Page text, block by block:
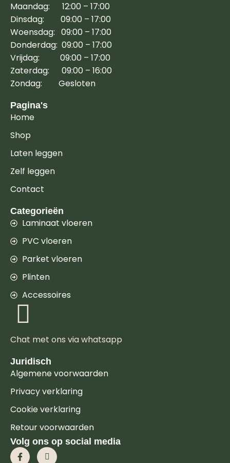
Maandag: 12:00 – 17:00
Dinsdag: 09:00 – 17:00
Woensdag: 09:00 – 17:00
Donderdag: 09:00 – 17:00
Vrijdag: 09:00 – 17:00
Zaterdag: 09:00 – 16:00
Zondag: Gesloten
Pagina's
Home
Shop
Laten leggen
Zelf leggen
Contact
Categorieën
Laminaat vloeren
PVC vloeren
Parket vloeren
Plinten
Accessoires
Chat met ons via whatsapp
Juridisch
Algemene voorwaarden
Privacy verklaring
Cookie verklaring
Retour voorwaarden
Volg ons op social media